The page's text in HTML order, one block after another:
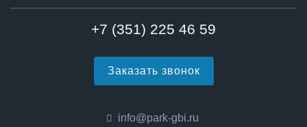
+7 (351) 225 46 59
Заказать звонок
info@park-gbi.ru